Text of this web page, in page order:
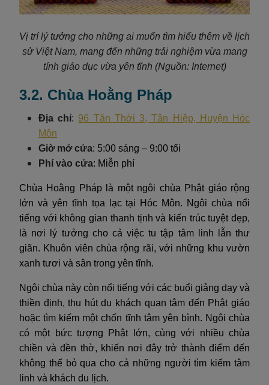
Vị trí lý tưởng cho những ai muốn tìm hiểu thêm về lịch
sử Việt Nam, mang đến những trải nghiệm vừa mang
tính giáo dục vừa yên tĩnh (Nguồn: Internet)
3.2. Chùa Hoằng Pháp
Địa chỉ: 96 Tân Thới 3, Tân Hiệp, Huyện Hóc
Môn
Giờ mở cửa: 5:00 sáng – 9:00 tối
Phí vào cửa: Miễn phí
Chùa Hoằng Pháp là một ngôi chùa Phật giáo rộng
lớn và yên tĩnh tọa lạc tại Hóc Môn. Ngôi chùa nổi
tiếng với không gian thanh tịnh và kiến trúc tuyệt đẹp,
là nơi lý tưởng cho cả việc tu tập tâm linh lẫn thư
giãn. Khuôn viên chùa rộng rãi, với những khu vườn
xanh tươi và sân trong yên tĩnh.
Ngôi chùa này còn nổi tiếng với các buổi giảng dạy và
thiền định, thu hút du khách quan tâm đến Phật giáo
hoặc tìm kiếm một chốn tĩnh tâm yên bình. Ngôi chùa
có một bức tượng Phật lớn, cùng với nhiều chùa
chiền và đền thờ, khiến nơi đây trở thành điểm đến
không thể bỏ qua cho cả những người tìm kiếm tâm
linh và khách du lịch.